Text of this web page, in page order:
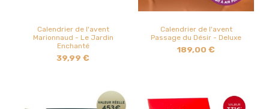
Calendrier de l'avent
Marionnaud - Le Jardin
Enchanté
39,99 €
Calendrier de l'avent
Passage du Désir - Deluxe
189,00 €